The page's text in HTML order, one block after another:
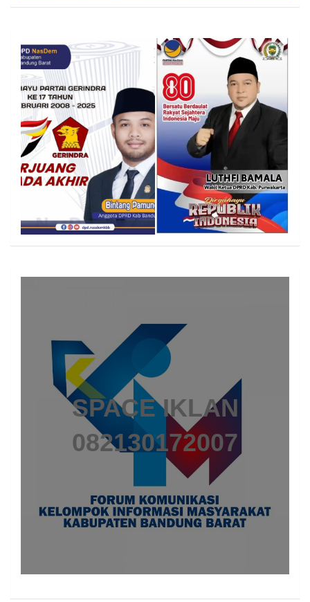
SPACE IKLAN
082130172007